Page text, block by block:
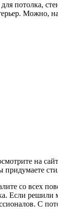
потолка,
Можно,
на
со всех
Если решили
С